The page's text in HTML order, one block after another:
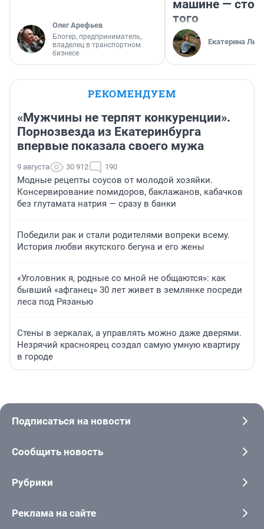
Олег Арефьев
Блогер, предприниматель,
владелец в транспортном
бизнесе
машине —
того
Екатерина
РЕКОМЕНДУЕМ
«Мужчины не терпят конкуренции».
Порнозвезда из Екатеринбурга
впервые показала своего мужа
9 августа 30 912 190
Модные рецепты соусов от молодой хозяйки.
Консервирование помидоров, баклажанов, кабачков
без глутамата натрия — сразу в банки
Победили рак и стали родителями вопреки всему.
История любви якутского бегуна и его жены
«Уголовник я, родные со мной не общаются»: как
бывший «афганец» 30 лет живет в землянке посреди
леса под Рязанью
Стены в зеркалах, а управлять можно даже дверями.
Незрячий красноярец создал самую умную квартиру
в городе
Подписаться на новости
Сообщить новость
Рубрики
Реклама на сайте